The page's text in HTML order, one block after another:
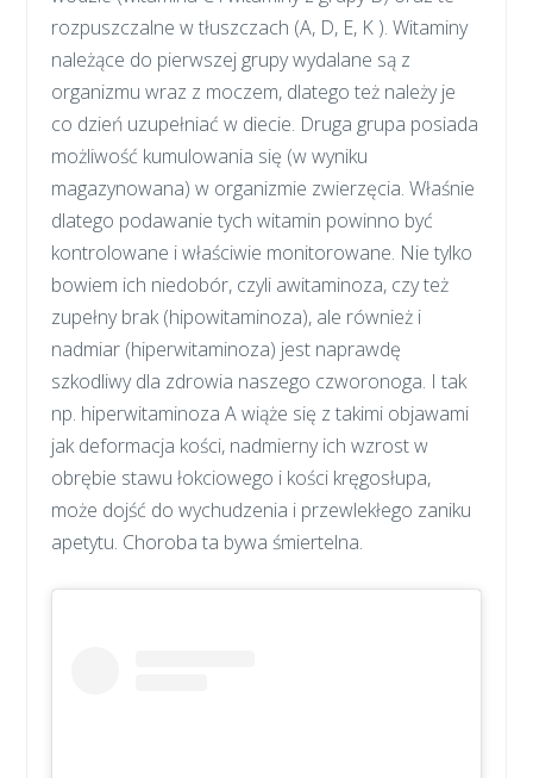
rozpuszczalne w tłuszczach (A, D, E, K ). Witaminy
należące do pierwszej grupy wydalane są z
organizmu wraz z moczem, dlatego też należy je
co dzień uzupełniać w diecie. Druga grupa posiada
możliwość kumulowania się (w wyniku
magazynowana) w organizmie zwierzęcia. Właśnie
dlatego podawanie tych witamin powinno być
kontrolowane i właściwie monitorowane. Nie tylko
bowiem ich niedobór, czyli awitaminoza, czy też
zupełny brak (hipowitaminoza), ale również i
nadmiar (hiperwitaminoza) jest naprawdę
szkodliwy dla zdrowia naszego czworonoga. I tak
np. hiperwitaminoza A wiąże się z takimi objawami
jak deformacja kości, nadmierny ich wzrost w
obrębie stawu łokciowego i kości kręgosłupa,
może dojść do wychudzenia i przewlekłego zaniku
apetytu. Choroba ta bywa śmiertelna.